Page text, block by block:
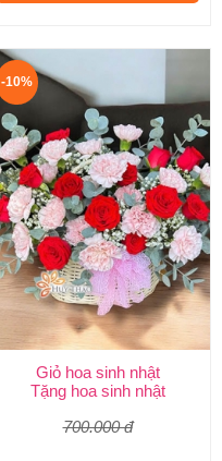
-10%
Giỏ hoa sinh nhật
Tặng hoa sinh nhật
700.000 đ